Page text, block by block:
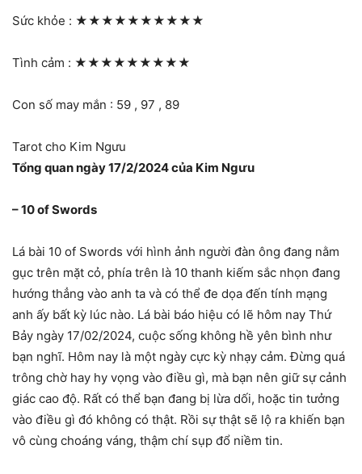
Sức khỏe : ★★★★★★★★★★
Tình cảm : ★★★★★★★★★
Con số may mắn : 59 , 97 , 89
Tarot cho Kim Ngưu
Tổng quan ngày 17/2/2024 của Kim Ngưu
– 10 of Swords
Lá bài 10 of Swords với hình ảnh người đàn ông đang nằm
gục trên mặt cỏ, phía trên là 10 thanh kiếm sắc nhọn đang
hướng thẳng vào anh ta và có thể đe dọa đến tính mạng
anh ấy bất kỳ lúc nào. Lá bài báo hiệu có lẽ hôm nay Thứ
Bảy ngày 17/02/2024, cuộc sống không hề yên bình như
bạn nghĩ. Hôm nay là một ngày cực kỳ nhạy cảm. Đừng quá
trông chờ hay hy vọng vào điều gì, mà bạn nên giữ sự cảnh
giác cao độ. Rất có thể bạn đang bị lừa dối, hoặc tin tưởng
vào điều gì đó không có thật. Rồi sự thật sẽ lộ ra khiến bạn
vô cùng choáng váng, thậm chí sụp đổ niềm tin.